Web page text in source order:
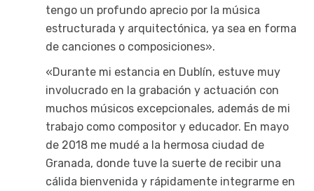
tengo un profundo aprecio por la música
estructurada y arquitectónica, ya sea en forma
de canciones o composiciones».
«Durante mi estancia en Dublín, estuve muy
involucrado en la grabación y actuación con
muchos músicos excepcionales, además de mi
trabajo como compositor y educador. En mayo
de 2018 me mudé a la hermosa ciudad de
Granada, donde tuve la suerte de recibir una
cálida bienvenida y rápidamente integrarme en